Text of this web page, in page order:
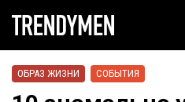
ОБРАЗ ЖИЗНИ СОБЫТИЯ